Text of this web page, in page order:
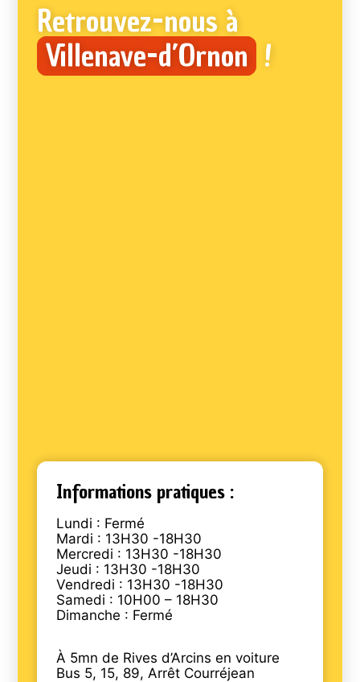
Retrouvez-nous à
Villenave-d’Ornon !
Informations pratiques :
Lundi : Fermé
Mardi : 13H30 -18H30
Mercredi : 13H30 -18H30
Jeudi : 13H30 -18H30
Vendredi : 13H30 -18H30
Samedi : 10H00 – 18H30
Dimanche : Fermé
À 5mn de Rives d’Arcins en voiture
Bus 5, 15, 89, Arrêt Courréjean